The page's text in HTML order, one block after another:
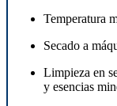
Temperatura
Secado a
Limpieza en
y esencias